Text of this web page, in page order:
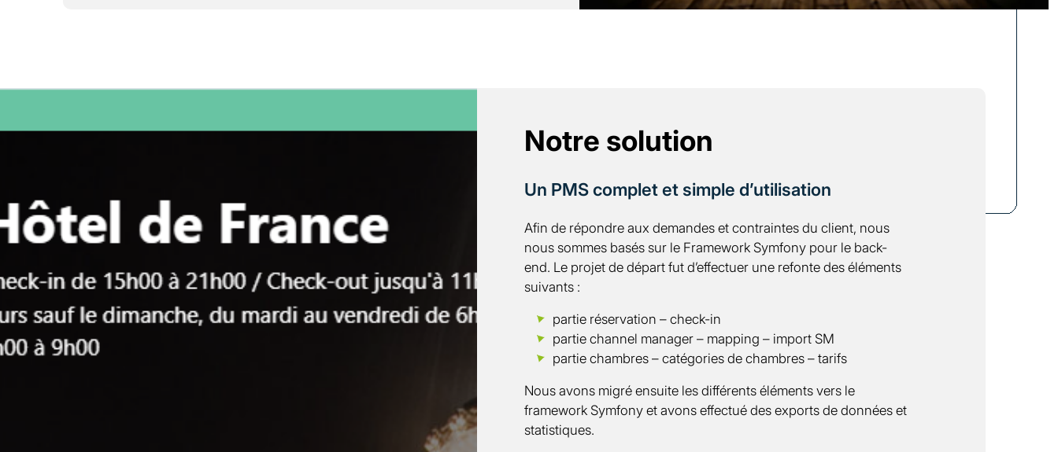
Notre solution
Un PMS complet et simple d’utilisation
Afin de répondre aux demandes et contraintes du client, nous
nous sommes basés sur le Framework Symfony pour le back-
end. Le projet de départ fut d’effectuer une refonte des éléments
suivants :
partie réservation – check-in
partie channel manager – mapping – import SM
partie chambres – catégories de chambres – tarifs
Nous avons migré ensuite les différents éléments vers le
framework Symfony et avons effectué des exports de données et
statistiques.